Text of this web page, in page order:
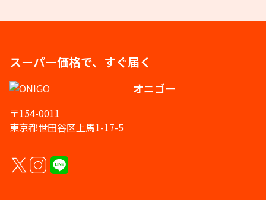
スーパー価格で、すぐ届く
オニゴー
〒154-0011
東京都世田谷区上馬1-17-5